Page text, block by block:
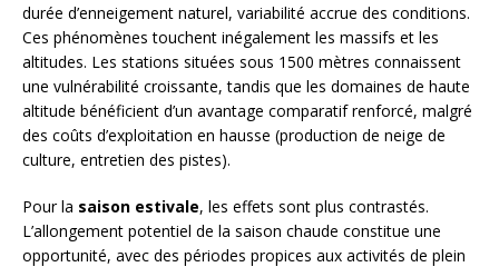
durée d’enneigement naturel, variabilité accrue des conditions.
Ces phénomènes touchent inégalement les massifs et les
altitudes. Les stations situées sous 1500 mètres connaissent
une vulnérabilité croissante, tandis que les domaines de haute
altitude bénéficient d’un avantage comparatif renforcé, malgré
des coûts d’exploitation en hausse (production de neige de
culture, entretien des pistes).
Pour la saison estivale, les effets sont plus contrastés.
L’allongement potentiel de la saison chaude constitue une
opportunité, avec des périodes propices aux activités de plein